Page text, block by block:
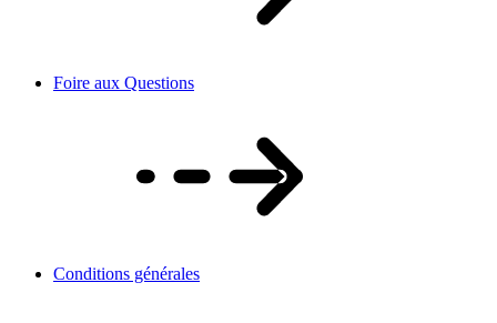
Foire aux Questions
Conditions générales